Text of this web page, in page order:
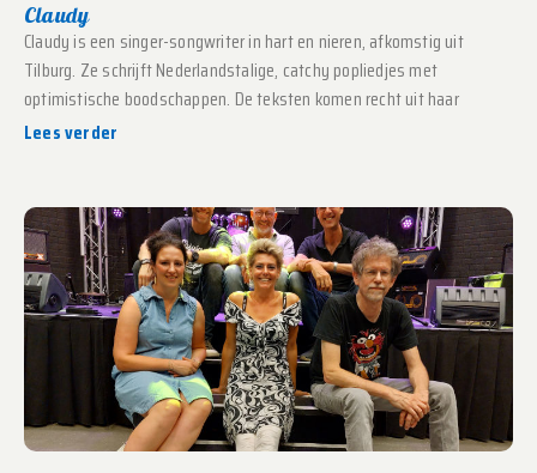
Claudy
Claudy is een singer-songwriter in hart en nieren, afkomstig uit
Tilburg. Ze schrijft Nederlandstalige, catchy popliedjes met
optimistische boodschappen. De teksten komen recht uit haar
Lees verder